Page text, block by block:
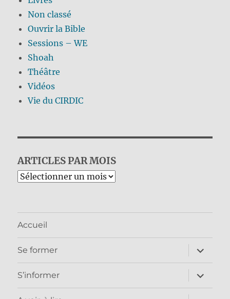
Non classé
Ouvrir la Bible
Sessions – WE
Shoah
Théâtre
Vidéos
Vie du CIRDIC
ARTICLES PAR MOIS
Archives
Accueil
Se former
ouvrir
le
sous-
menu
S’informer
ouvrir
le
sous-